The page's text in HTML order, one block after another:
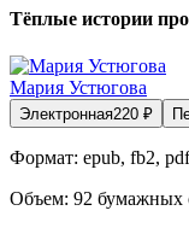
Тёплые истории
Мария Устюгова
Электронная220 ₽
Формат: epub, fb2,
Объем: 92 бумажных